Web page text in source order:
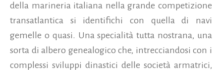
della marineria italiana nella grande competizione
transatlantica si identifichi con quella di navi
gemelle o quasi. Una specialità tutta nostrana, una
sorta di albero genealogico che, intrecciandosi con i
complessi sviluppi dinastici delle società armatrici,